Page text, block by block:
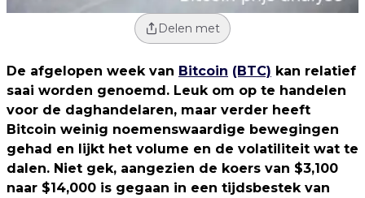
Delen met
De afgelopen week van Bitcoin (BTC) kan relatief
saai worden genoemd. Leuk om op te handelen
voor de daghandelaren, maar verder heeft
Bitcoin weinig noemenswaardige bewegingen
gehad en lijkt het volume en de volatiliteit wat te
dalen. Niet gek, aangezien de koers van $3,100
naar $14,000 is gegaan in een tijdsbestek van